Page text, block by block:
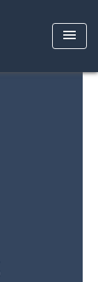
menu